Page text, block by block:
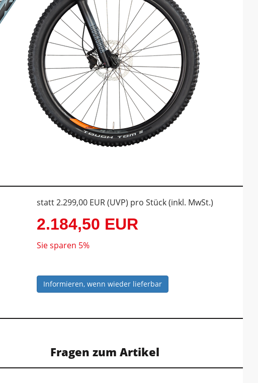
statt2.299,00 EUR(UVP) pro Stück (inkl. MwSt.)
2.184,50 EUR
Sie sparen 5%
Informieren, wenn wieder lieferbar
Fragen zum Artikel